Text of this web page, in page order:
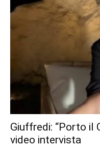
Giuffredi: “Porto il
video intervista